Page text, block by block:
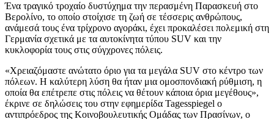
Ένα τραγικό τροχαίο δυστύχημα την περασμένη Παρασκευή στο
Βερολίνο, το οποίο στοίχισε τη ζωή σε τέσσερις ανθρώπους,
ανάμεσά τους ένα τρίχρονο αγοράκι, έχει προκαλέσει πολεμική στη
Γερμανία σχετικά με τα αυτοκίνητα τύπου SUV και την
κυκλοφορία τους στις σύγχρονες πόλεις.
«Χρειαζόμαστε ανώτατο όριο για τα μεγάλα SUV στο κέντρο των
πόλεων. Η καλύτερη λύση θα ήταν μια ομοσπονδιακή ρύθμιση, η
οποία θα επέτρεπε στις πόλεις να θέτουν κάποια όρια μεγέθους»,
έκρινε σε δηλώσεις του στην εφημερίδα Tagesspiegel ο
αντιπρόεδρος της Κοινοβουλευτικής Ομάδας των Πρασίνων, ο